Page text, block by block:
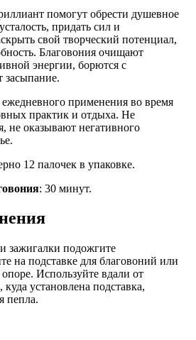
помогут обрести душевное
придать сил и
свой творческий потенциал,
Благовония очищают
энергии, борются с
засыпание.
применения во время
практик и отдыха. Не
не оказывают негативного
12 палочек в упаковке.
: 30 минут.
зажигалки подожгите
на подставке для благовоний или
Используйте вдали от
куда установлена подставка,
пепла.